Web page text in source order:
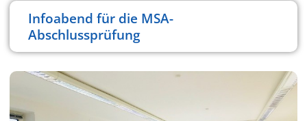
Infoabend für die MSA-
Abschlussprüfung